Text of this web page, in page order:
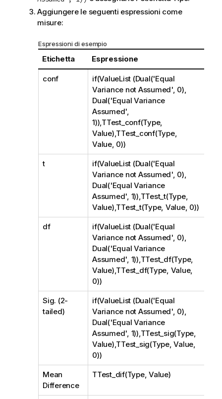
Aggiungere le seguenti espressioni come
misure:
Espressioni di esempio
Etichetta Espressione
conf
if(ValueList (Dual('Equal
Variance not Assumed', 0),
Dual('Equal Variance
Assumed',
1)),TTest_conf(Type,
Value),TTest_conf(Type,
Value, 0))
t
if(ValueList (Dual('Equal
Variance not Assumed', 0),
Dual('Equal Variance
Assumed', 1)),TTest_t(Type,
Value),TTest_t(Type, Value, 0))
df
if(ValueList (Dual('Equal
Variance not Assumed', 0),
Dual('Equal Variance
Assumed', 1)),TTest_df(Type,
Value),TTest_df(Type, Value,
0))
Sig. (2-
tailed)
if(ValueList (Dual('Equal
Variance not Assumed', 0),
Dual('Equal Variance
Assumed', 1)),TTest_sig(Type,
Value),TTest_sig(Type, Value,
0))
Mean
Difference
TTest_dif(Type, Value)